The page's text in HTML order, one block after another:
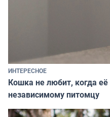
ИНТЕРЕСНОЕ
Кошка не любит, когда
независимому питомцу